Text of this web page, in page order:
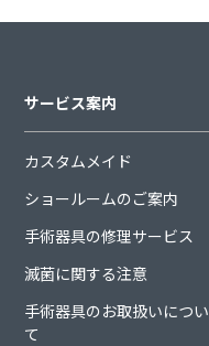
サービス案内
カスタムメイド
ショールームのご案内
手術器具の修理サービス
滅菌に関する注意
手術器具のお取扱いについ
て